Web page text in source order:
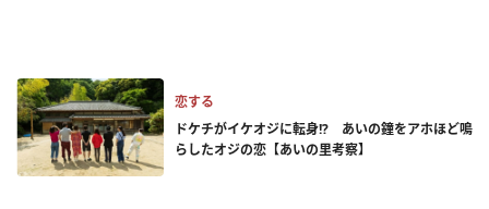
恋する
ドケチがイケオジに転身!? あいの鐘をアホほど鳴
らしたオジの恋【あいの里考察】